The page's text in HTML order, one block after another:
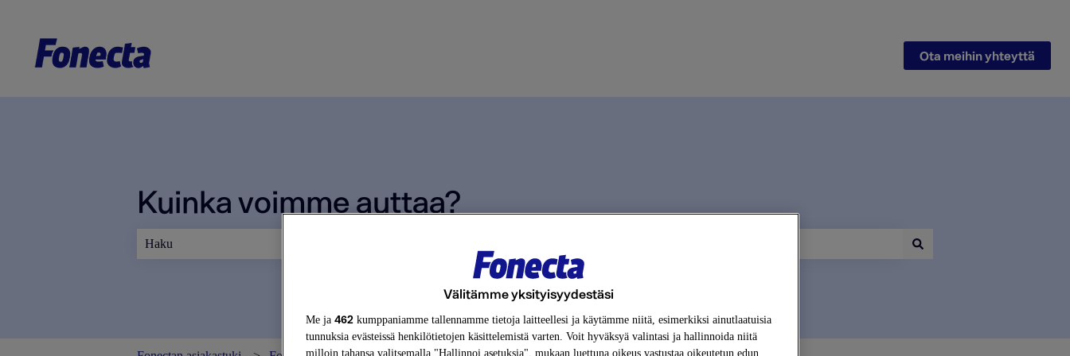
Ota meihin yhteyttä
Kuinka voimme auttaa?
Välitämme yksityisyydestäsi
Me ja 462 kumppaniamme tallennamme tietoja laitteellesi ja käytämme niitä, esimerkiksi ainutlaatuisia
tunnuksia evästeissä henkilötietojen käsittelemistä varten. Voit hyväksyä valintasi ja hallinnoida niitä
milloin tahansa valitsemalla "Hallinnoi asetuksia", mukaan luettuna oikeus vastustaa oikeutetun edun